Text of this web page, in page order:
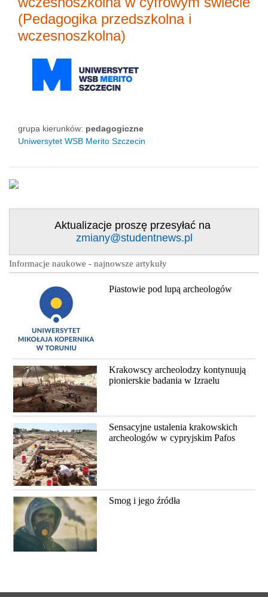
(Pedagogika przedszkolna i
wczesnoszkolna)
grupa kierunków: pedagogiczne
Uniwersytet WSB Merito Szczecin
Aktualizacje proszę przesyłać na
zmiany@studentnews.pl
Informacje naukowe - najnowsze artykuły
Piastowie pod lupą archeologów
Krakowscy archeolodzy kontynuują
pionierskie badania w Izraelu
Sensacyjne ustalenia krakowskich
archeologów w cypryjskim Pafos
Smog i jego źródła